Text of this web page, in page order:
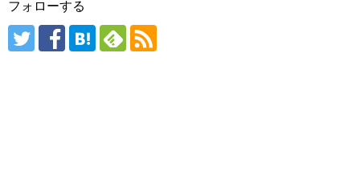
フォローする